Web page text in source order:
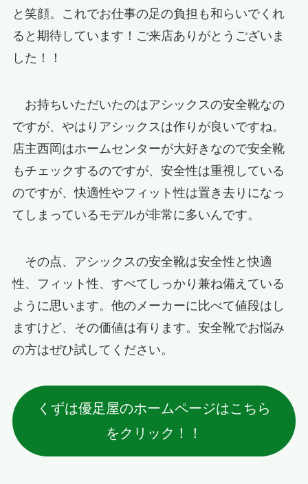
と笑顔。これでお仕事の足の負担も和らいでくれ
ると期待しています！ご来店ありがとうございま
した！！
お持ちいただいたのはアシックスの安全靴なの
ですが、やはりアシックスは作りが良いですね。
店主西岡はホームセンターが大好きなので安全靴
もチェックするのですが、安全性は重視している
のですが、快適性やフィット性は置き去りになっ
てしまっているモデルが非常に多いんです。
その点、アシックスの安全靴は安全性と快適
性、フィット性、すべてしっかり兼ね備えている
ように思います。他のメーカーに比べて値段はし
ますけど、その価値は有ります。安全靴でお悩み
の方はぜひ試してください。
くずは優足屋のホームページはこちら
をクリック！！